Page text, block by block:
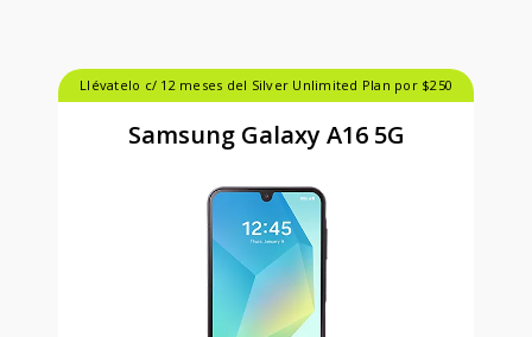
Llévatelo c/ 12 meses del Silver Unlimited Plan por $250
Samsung Galaxy A16 5G